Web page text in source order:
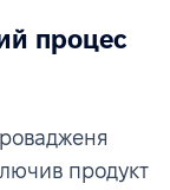
процес
продукт